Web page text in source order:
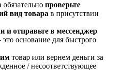
проверьте
вид товара в присутствии
и отправьте в мессенджер
основание для быстрого
товар или вернем деньги за
/ несоответствующее